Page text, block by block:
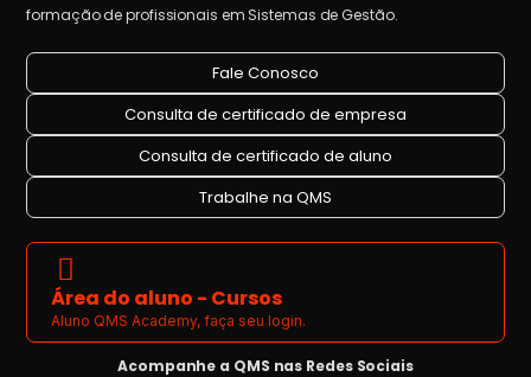
formação de profissionais em Sistemas de Gestão.
Fale Conosco
Consulta de certificado de empresa
Consulta de certificado de aluno
Trabalhe na QMS
Área do aluno - Cursos
Aluno QMS Academy, faça seu login.
Acompanhe a QMS nas Redes Sociais